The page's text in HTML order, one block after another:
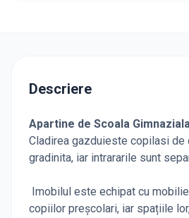
Descriere
Apartine de Scoala
Cladirea gazduieste copilasi de
gradinita, iar intrararile sunt
Imobilul este echipat cu
copiilor preșcolari, iar spațiile